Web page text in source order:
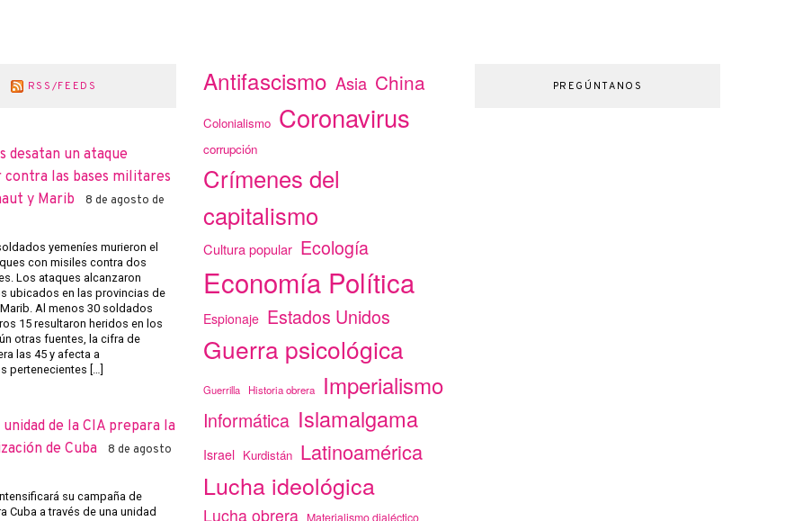
RSS/FEEDS
desatan un ataque
contra las bases militares
y Marib
8 de agosto de
yemeníes murieron el
con misiles contra dos
Los ataques alcanzaron
ubicados en las provincias de
Al menos 30 soldados
15 resultaron heridos en los
otras fuentes, la cifra de
las 45 y afecta a
pertenecientes […]
de la CIA prepara la
de Cuba
8 de agosto
su campaña de
Cuba a través de una unidad
Antifascismo Asia China
Colonialismo Coronavirus
corrupción
Crímenes del
capitalismo
Cultura popular Ecología
Economía Política
Espionaje Estados Unidos
Guerra psicológica
Guerrilla Historia obrera Imperialismo
Informática Islamalgama
Israel Kurdistán Latinoamérica
Lucha ideológica
Lucha obrera Materialismo dialéctico
PREGÚNTANOS